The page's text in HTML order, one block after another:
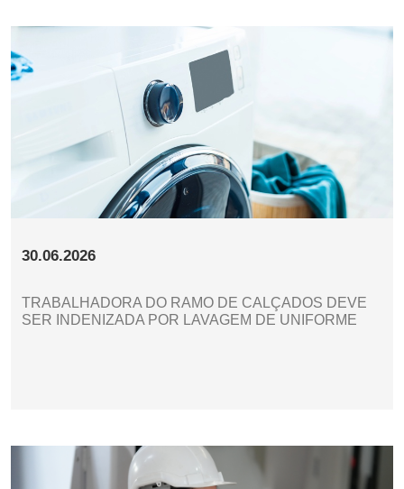
30.06.2026
TRABALHADORA DO RAMO DE CALÇADOS DEVE
SER INDENIZADA POR LAVAGEM DE UNIFORME